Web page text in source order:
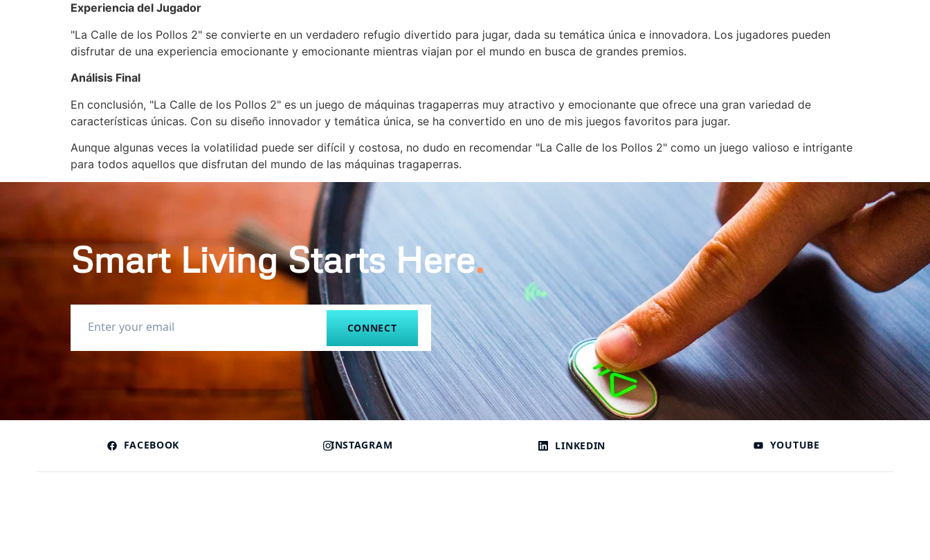
Experiencia del Jugador
"La Calle de los Pollos 2" se convierte en un verdadero refugio divertido para jugar, dada su temática única e innovadora. Los jugadores pueden
disfrutar de una experiencia emocionante y emocionante mientras viajan por el mundo en busca de grandes premios.
Análisis Final
En conclusión, "La Calle de los Pollos 2" es un juego de máquinas tragaperras muy atractivo y emocionante que ofrece una gran variedad de
características únicas. Con su diseño innovador y temática única, se ha convertido en uno de mis juegos favoritos para jugar.
Aunque algunas veces la volatilidad puede ser difícil y costosa, no dudo en recomendar "La Calle de los Pollos 2" como un juego valioso e intrigante
para todos aquellos que disfrutan del mundo de las máquinas tragaperras.
Smart Living Starts Here.
CONNECT
FACEBOOK INSTAGRAM LINKEDIN YOUTUBE